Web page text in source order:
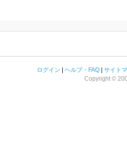
ログイン ヘルプ・FAQ
サイト
Copyright ©